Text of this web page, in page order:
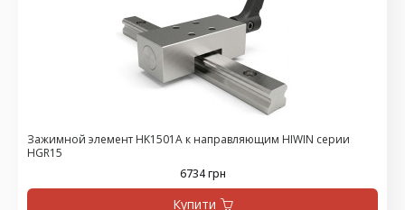
Зажимной элемент HK1501A к направляющим HIWIN серии
HGR15
6734 грн
Купити